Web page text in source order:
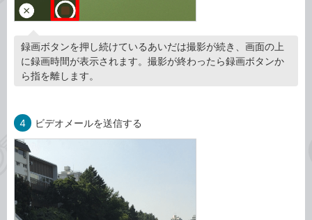
録画ボタンを押し続けているあいだは撮影が続き、画面の上
に録画時間が表示されます。撮影が終わったら録画ボタンか
ら指を離します。
4 ビデオメールを送信する